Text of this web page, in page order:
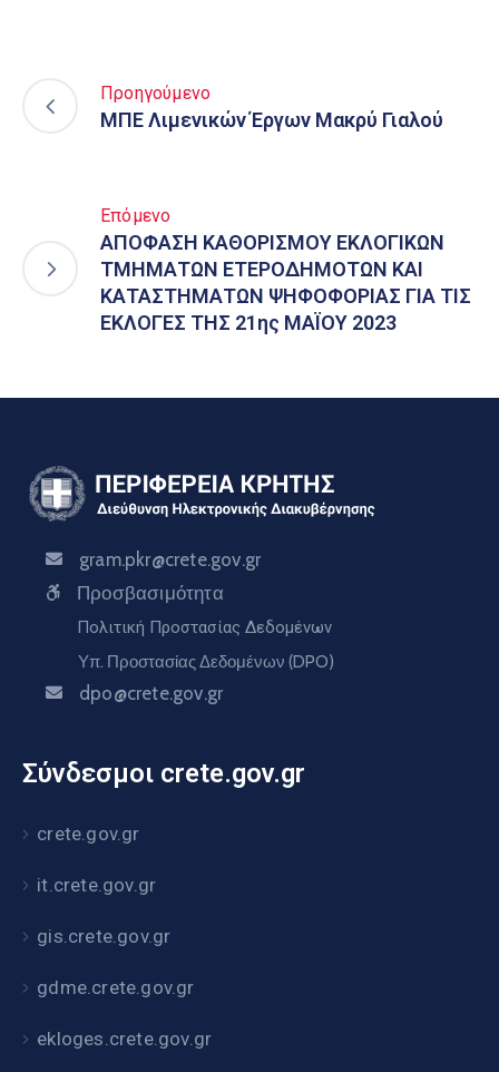
Προηγούμενο
ΜΠΕ Λιμενικών Έργων Μακρύ Γιαλού
Επόμενο
ΑΠΟΦΑΣΗ ΚΑΘΟΡΙΣΜΟΥ ΕΚΛΟΓΙΚΩΝ
ΤΜΗΜΑΤΩΝ ΕΤΕΡΟΔΗΜΟΤΩΝ ΚΑΙ
ΚΑΤΑΣΤΗΜΑΤΩΝ ΨΗΦΟΦΟΡΙΑΣ ΓΙΑ ΤΙΣ
ΕΚΛΟΓΕΣ ΤΗΣ 21ης ΜΑΪΟΥ 2023
gram.pkr@crete.gov.gr
Προσβασιμότητα
Πολιτική Προστασίας Δεδομένων
Υπ. Προστασίας Δεδομένων (DPO)
dpo@crete.gov.gr
Σύνδεσμοι crete.gov.gr
crete.gov.gr
it.crete.gov.gr
gis.crete.gov.gr
gdme.crete.gov.gr
ekloges.crete.gov.gr